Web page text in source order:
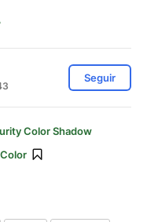
Seguir
Color Shadow